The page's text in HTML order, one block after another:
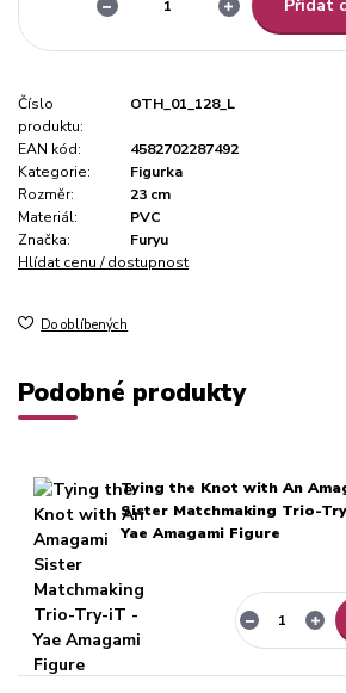
Přidat
Číslo
produktu:
OTH_01_128_L
EAN kód:
4582702287492
Kategorie:
Figurka
Rozměr:
23 cm
Materiál:
PVC
Značka:
Furyu
Hlídat cenu / dostupnost
Do oblíbených
Podobné produkty
Tying the Knot with An
Sister Matchmaking Trio-
Yae Amagami Figure